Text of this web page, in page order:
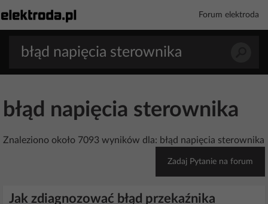
Forum elektroda
błąd napięcia sterownika
Znaleziono około 7093 wyników dla: błąd napięcia sterownika
Zadaj Pytanie na forum
Jak zdiagnozować błąd przekaźnika